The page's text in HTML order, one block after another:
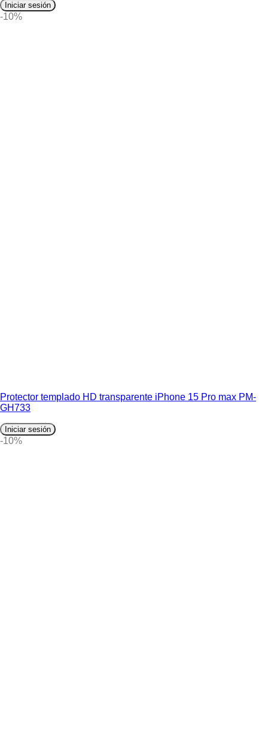
Iniciar sesión
-10%
Protector templado HD transparente iPhone 15 Pro max PM-
GH733
Iniciar sesión
-10%